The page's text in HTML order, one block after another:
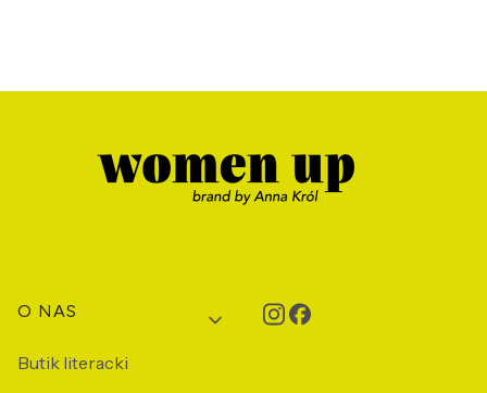
Linki w stopce
O NAS
Butik literacki